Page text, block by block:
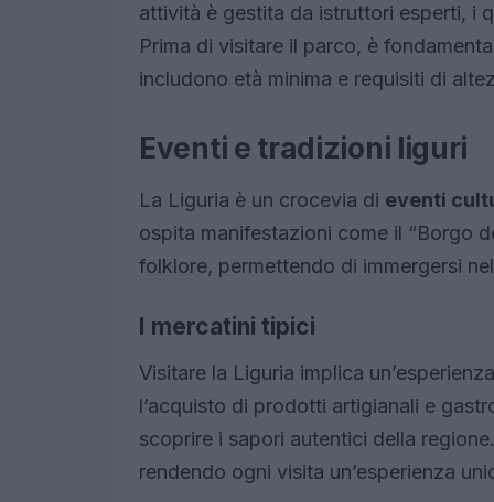
attività è gestita da istruttori esperti, i
Prima di visitare il parco, è
includono età minima e requisiti di
Eventi e tradizioni liguri
La Liguria è un crocevia di eventi
ospita manifestazioni come il “Borgo
folklore, permettendo di immergersi
I mercatini tipici
Visitare la Liguria implica
l’acquisto di prodotti artigianali e
scoprire i sapori autentici della
rendendo ogni visita un’esperienza